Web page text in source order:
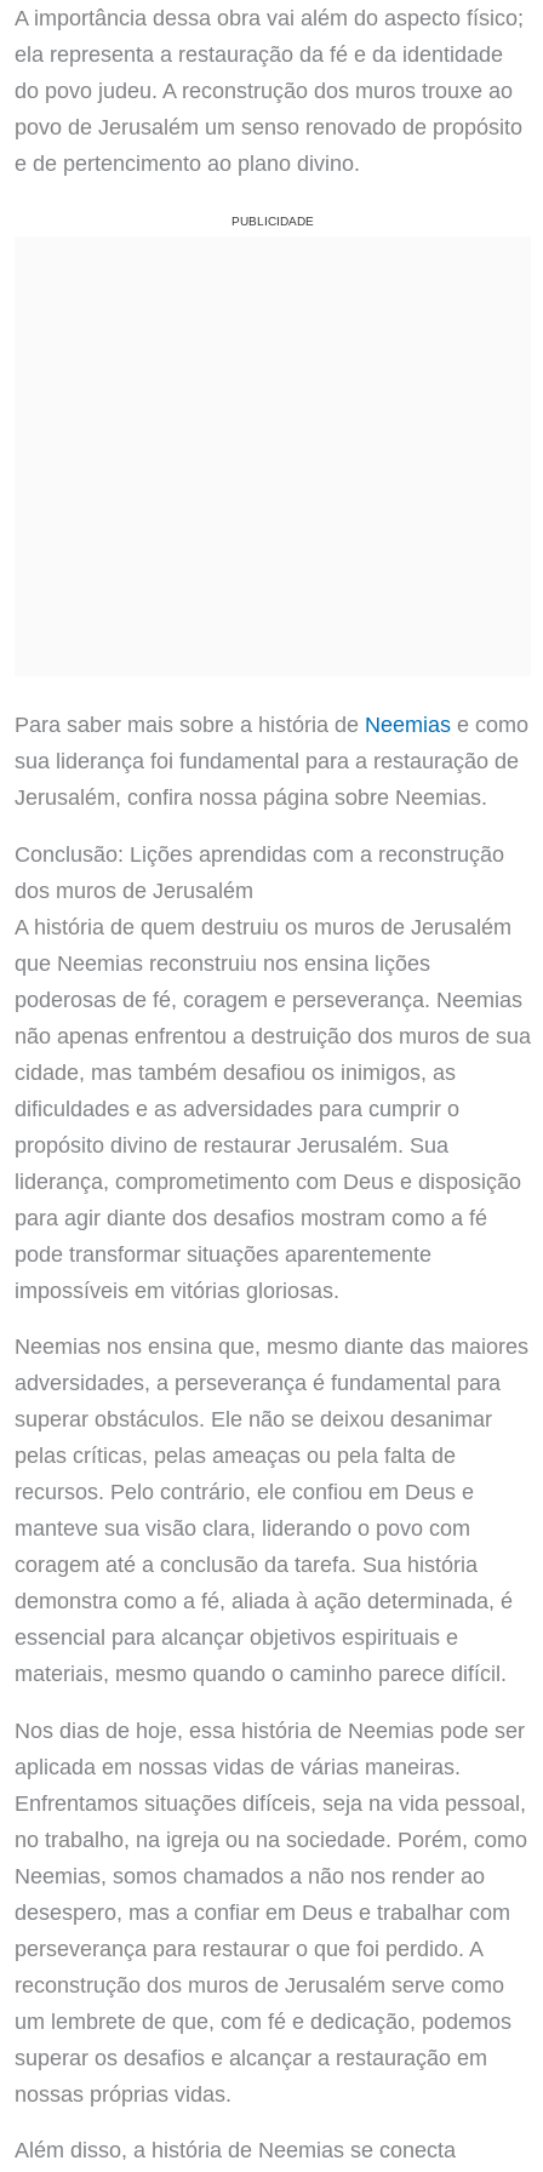
A importância dessa obra vai além do aspecto físico;
ela representa a restauração da fé e da identidade
do povo judeu. A reconstrução dos muros trouxe ao
povo de Jerusalém um senso renovado de propósito
e de pertencimento ao plano divino.
PUBLICIDADE
Para saber mais sobre a história de Neemiase como
sua liderança foi fundamental para a restauração de
Jerusalém, confira nossa página sobre Neemias.
Conclusão: Lições aprendidas com a reconstrução
dos muros de Jerusalém
A história de quem destruiu os muros de Jerusalém
que Neemias reconstruiu nos ensina lições
poderosas de fé, coragem e perseverança. Neemias
não apenas enfrentou a destruição dos muros de sua
cidade, mas também desafiou os inimigos, as
dificuldades e as adversidades para cumprir o
propósito divino de restaurar Jerusalém. Sua
liderança, comprometimento com Deus e disposição
para agir diante dos desafios mostram como a fé
pode transformar situações aparentemente
impossíveis em vitórias gloriosas.
Neemias nos ensina que, mesmo diante das maiores
adversidades, a perseverança é fundamental para
superar obstáculos. Ele não se deixou desanimar
pelas críticas, pelas ameaças ou pela falta de
recursos. Pelo contrário, ele confiou em Deus e
manteve sua visão clara, liderando o povo com
coragem até a conclusão da tarefa. Sua história
demonstra como a fé, aliada à ação determinada, é
essencial para alcançar objetivos espirituais e
materiais, mesmo quando o caminho parece difícil.
Nos dias de hoje, essa história de Neemias pode ser
aplicada em nossas vidas de várias maneiras.
Enfrentamos situações difíceis, seja na vida pessoal,
no trabalho, na igreja ou na sociedade. Porém, como
Neemias, somos chamados a não nos render ao
desespero, mas a confiar em Deus e trabalhar com
perseverança para restaurar o que foi perdido. A
reconstrução dos muros de Jerusalém serve como
um lembrete de que, com fé e dedicação, podemos
superar os desafios e alcançar a restauração em
nossas próprias vidas.
Além disso, a história de Neemias se conecta